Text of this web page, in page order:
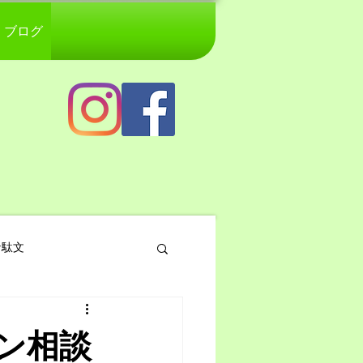
ブログ
文
相談